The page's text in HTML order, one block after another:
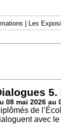
| Les
5.
08 mai 2026 au
de
avec